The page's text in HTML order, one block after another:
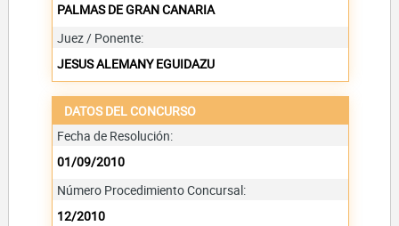
PALMAS DE GRAN CANARIA
Juez / Ponente:
JESUS ALEMANY EGUIDAZU
DATOS DEL CONCURSO
Fecha de Resolución:
01/09/2010
Número Procedimiento Concursal:
12/2010